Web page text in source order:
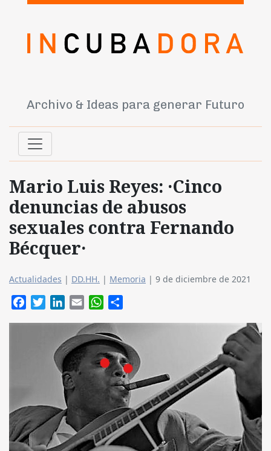
Archivo & Ideas para generar Futuro
Mario Luis Reyes: ·Cinco
denuncias de abusos
sexuales contra Fernando
Bécquer·
Actualidades | DD.HH. | Memoria | 9 de diciembre de 2021
FacebookTwitterLinkedIn
Email WhatsApp